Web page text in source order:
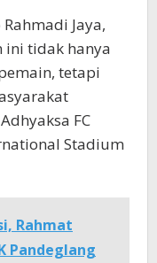
Jaya,
ini tidak hanya
tetapi
FC
Stadium
Rahmat
Pandeglang